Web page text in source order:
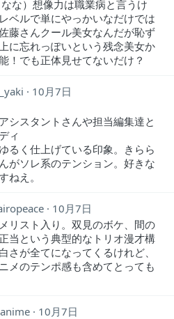
な）想像力は職業病と言うけ
ベルで単にやっかいなだけでは
藤さんクール美女なんだが恥ず
に忘れっぽいという残念美女か
！でも正体見せてないだけ？
10月7日
シスタントさんや担当編集達と
ィ
るく仕上げている印象。きらら
がソレ系のテンション。好きな
ねえ。
10月7日
リスト入り。双見のボケ、間の
当という典型的なトリオ漫才構
さが全てになってくるけれど、
メのテンポ感も含めてとっても
10月7日